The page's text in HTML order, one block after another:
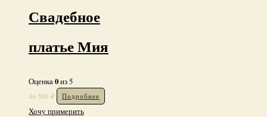
Свадебное
платье Мия
Оценка0из 5
46 500 ₽ Подробнее
Хочу примерить